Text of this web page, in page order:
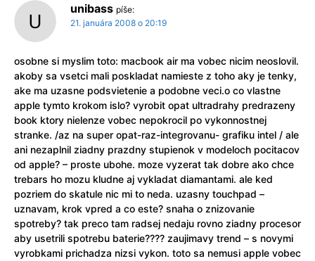
unibass píše:
21. januára 2008 o 20:19
osobne si myslim toto: macbook air ma vobec nicim neoslovil.
akoby sa vsetci mali poskladat namieste z toho aky je tenky,
ake ma uzasne podsvietenie a podobne veci.o co vlastne
apple tymto krokom islo? vyrobit opat ultradrahy predrazeny
book ktory nielenze vobec nepokrocil po vykonnostnej
stranke. /az na super opat-raz-integrovanu- grafiku intel / ale
ani nezaplnil ziadny prazdny stupienok v modeloch pocitacov
od apple? – proste ubohe. moze vyzerat tak dobre ako chce
trebars ho mozu kludne aj vykladat diamantami. ale ked
pozriem do skatule nic mi to neda. uzasny touchpad –
uznavam, krok vpred a co este? snaha o znizovanie
spotreby? tak preco tam radsej nedaju rovno ziadny procesor
aby usetrili spotrebu baterie???? zaujimavy trend – s novymi
vyrobkami prichadza nizsi vykon. toto sa nemusi apple vobec